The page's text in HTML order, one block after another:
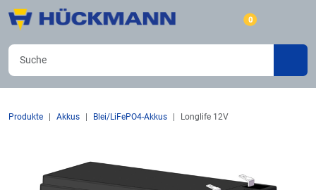
0
Produkte Akkus Blei/LiFePO4-Akkus Longlife 12V